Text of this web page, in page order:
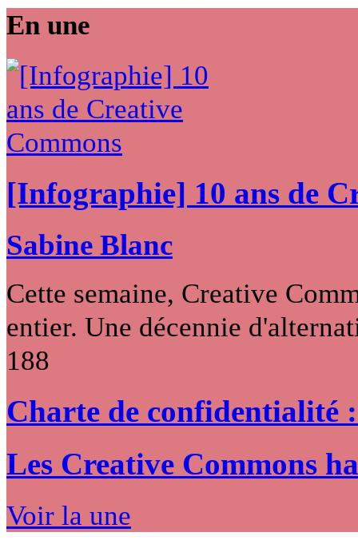
En une
[Infographie] 10 ans de
Sabine Blanc
Cette semaine, Creative
entier. Une décennie
188
Charte de confidentialité
Les Creative Commons
Voir la une